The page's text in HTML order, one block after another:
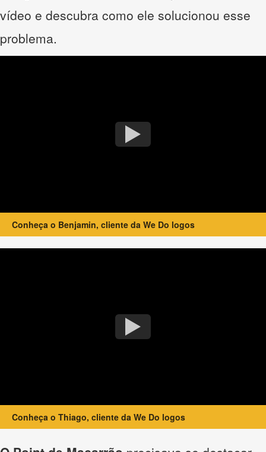
vídeo e descubra como ele solucionou esse
problema.
Conheça o Benjamin, cliente da We Do logos
Conheça o Thiago, cliente da We Do logos